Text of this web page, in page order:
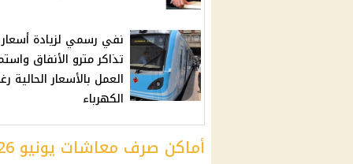
نفي رسمي لزيادة أسعار
تذاكر مترو الأنفاق
العمل بالأسعار الحالية
الكهرباء
أماكن صرف معاشات يونيو 2026